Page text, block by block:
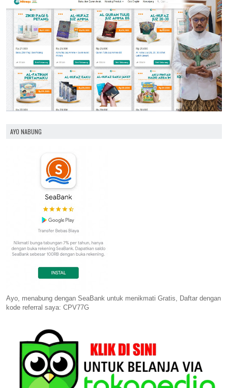
AYO NABUNG
Ayo, menabung dengan SeaBank untuk menikmati Gratis, Daftar dengan
kode referral saya: CPV77G